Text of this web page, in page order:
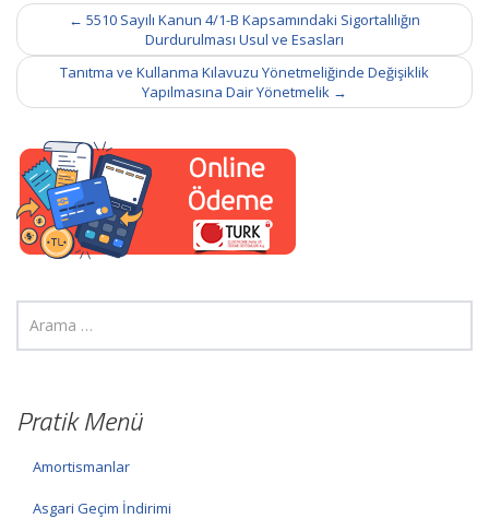
Post
navigation
← 5510 Sayılı Kanun 4/1-B Kapsamındaki Sigortalılığın
Durdurulması Usul ve Esasları
Tanıtma ve Kullanma Kılavuzu Yönetmeliğinde Değişiklik
Yapılmasına Dair Yönetmelik →
Pratik Menü
Amortismanlar
Asgari Geçim İndirimi